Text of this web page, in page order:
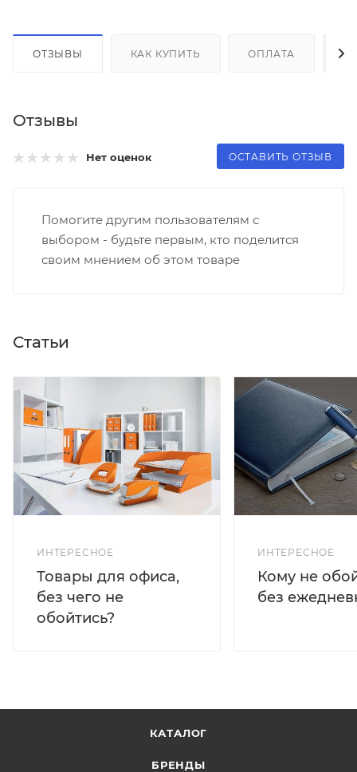
ОТЗЫВЫ КАК КУПИТЬ ОПЛАТА
Отзывы
Нет оценок ОСТАВИТЬ ОТЗЫВ
Помогите другим пользователям с
выбором - будьте первым, кто поделится
своим мнением об этом товаре
Статьи
ИНТЕРЕСНОЕ
Товары для офиса,
без чего не
обойтись?
ИНТЕРЕСНОЕ
Кому не
без
КАТАЛОГ
БРЕНДЫ